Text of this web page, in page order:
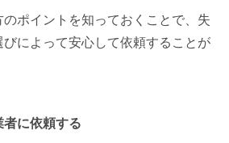
ポイントを知っておくことで、失
によって安心して依頼することが
者に依頼する